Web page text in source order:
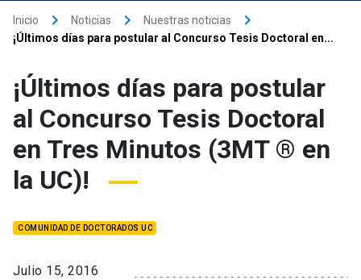
Inicio keyboard_arrow_right Noticias keyboard_arrow_right Nuestras noticias keyboard_arrow_right
¡Últimos días para postular al Concurso Tesis Doctoral en...
¡Últimos días para postular
al Concurso Tesis Doctoral
en Tres Minutos (3MT ® en
la UC)!
COMUNIDAD DE DOCTORADOS UC
Julio 15, 2016